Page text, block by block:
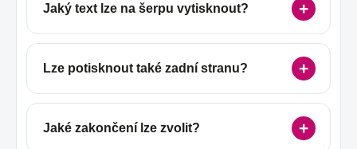
Jaký text lze na šerpu vytisknout?
Lze potisknout také zadní stranu?
Jaké zakončení lze zvolit?